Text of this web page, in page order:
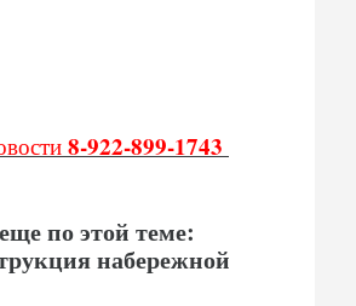
8-922-899-1743
по этой теме:
набережной